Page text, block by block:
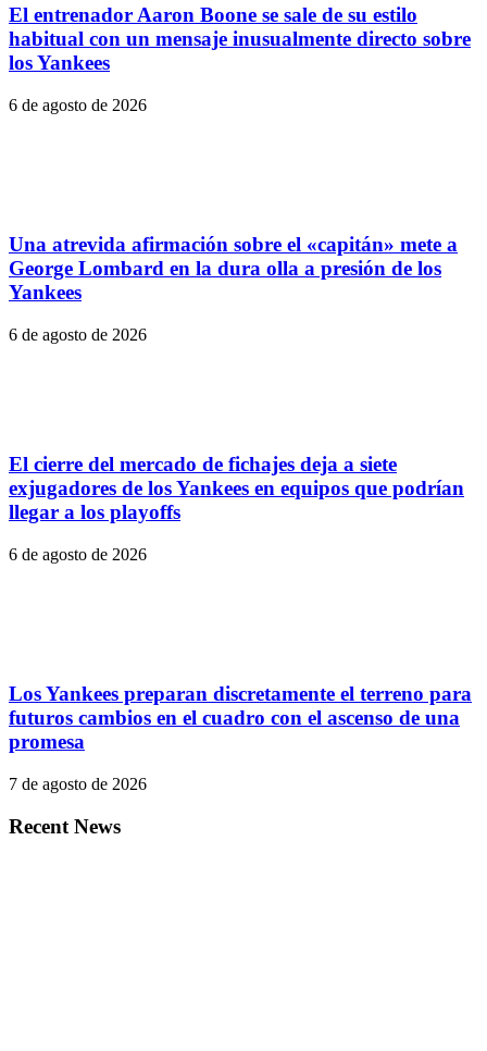
El entrenador Aaron Boone se sale de su estilo
habitual con un mensaje inusualmente directo sobre
los Yankees
6 de agosto de 2026
Una atrevida afirmación sobre el «capitán» mete a
George Lombard en la dura olla a presión de los
Yankees
6 de agosto de 2026
El cierre del mercado de fichajes deja a siete
exjugadores de los Yankees en equipos que podrían
llegar a los playoffs
6 de agosto de 2026
Los Yankees preparan discretamente el terreno para
futuros cambios en el cuadro con el ascenso de una
promesa
7 de agosto de 2026
Recent News